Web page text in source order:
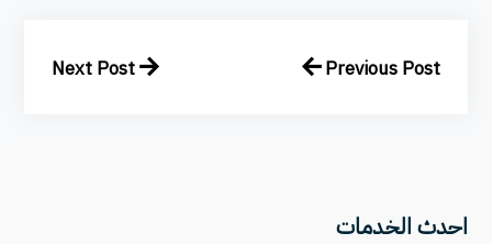
Previous Post
Next Post
احدث الخدمات